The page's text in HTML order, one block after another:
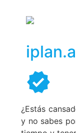
¿Estás
y no sabes